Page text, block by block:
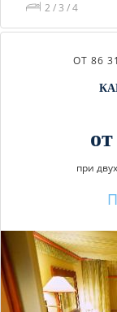
2 / 3 / 4
ОТ 86
при